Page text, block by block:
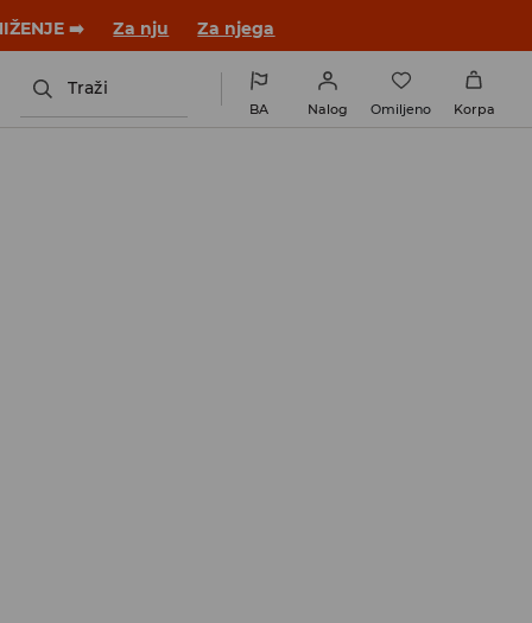
outfitu! Za nju Za njega
Traži
BA Nalog Omiljeno Korpa